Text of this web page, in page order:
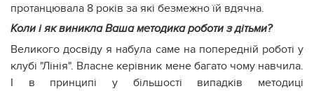
протанцювала 8 років за які безмежно їй вдячна.
Коли і як виникла Ваша методика роботи з дітьми?
Великого досвіду я набула саме на попередній роботі у
клубі "Лінія". Власне керівник мене багато чому навчила.
І в принципі у більшості випадків методиці